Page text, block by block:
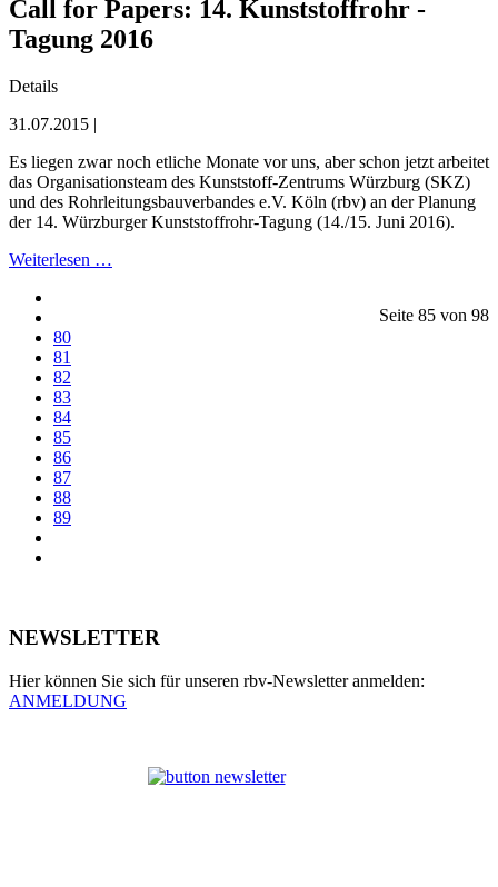
Call for Papers: 14. Kunststoffrohr -
Tagung 2016
Details
31.07.2015 |
Es liegen zwar noch etliche Monate vor uns, aber schon jetzt arbeitet
das Organisationsteam des Kunststoff-Zentrums Würzburg (SKZ)
und des Rohrleitungsbauverbandes e.V. Köln (rbv) an der Planung
der 14. Würzburger Kunststoffrohr-Tagung (14./15. Juni 2016).
Weiterlesen …
Seite 85 von 98
80
81
82
83
84
85
86
87
88
89
NEWSLETTER
Hier können Sie sich für unseren rbv-Newsletter anmelden:
ANMELDUNG